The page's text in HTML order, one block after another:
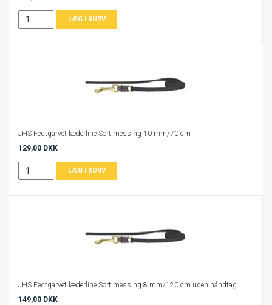
JHS Fedtgarvet læderline Sort messing 10 mm/70 cm
129,00 DKK
JHS Fedtgarvet læderline Sort messing 8 mm/120 cm uden håndtag
149,00 DKK